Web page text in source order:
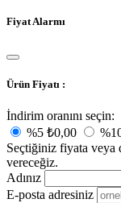
Fiyat Alarmı
Ürün Fiyatı :
İndirim oranını seçin:
%5 ₺0,00
Seçtiğiniz fiyata veya
vereceğiz.
Adınız
E-posta adresiniz